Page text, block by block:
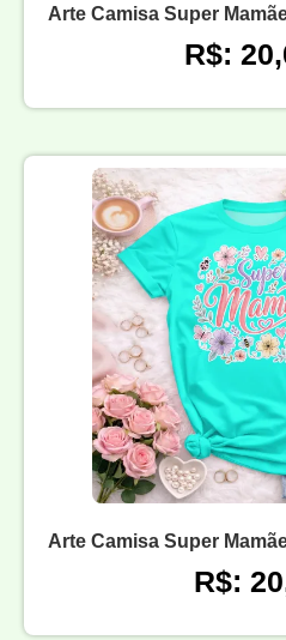
Arte Camisa Super
R$:
Arte Camisa Super
R$: